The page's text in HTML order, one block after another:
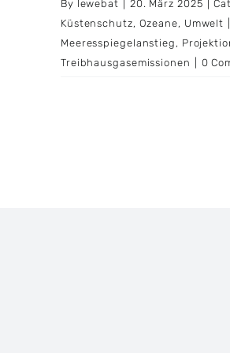
By lewebat 20. März 2025
Küstenschutz, Ozeane, Umwelt
Meeresspiegelanstieg ,
Treibhausgasemissionen
0